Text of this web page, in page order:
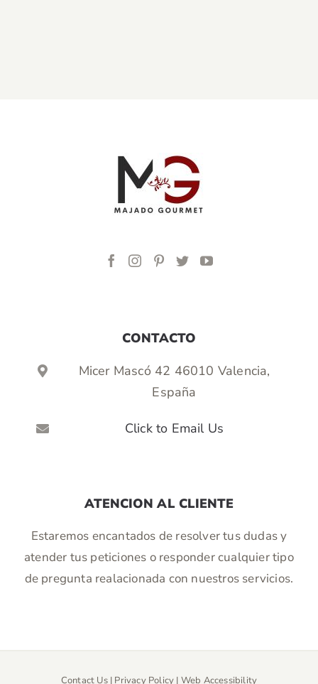
CONTACTO
Micer Mascó 42 46010 Valencia,
España
Click to Email Us
ATENCION AL CLIENTE
Estaremos encantados de resolver tus dudas y
atender tus peticiones o responder cualquier tipo
de pregunta realacionada con nuestros servicios.
Contact Us| Privacy Policy | Web Accessibility